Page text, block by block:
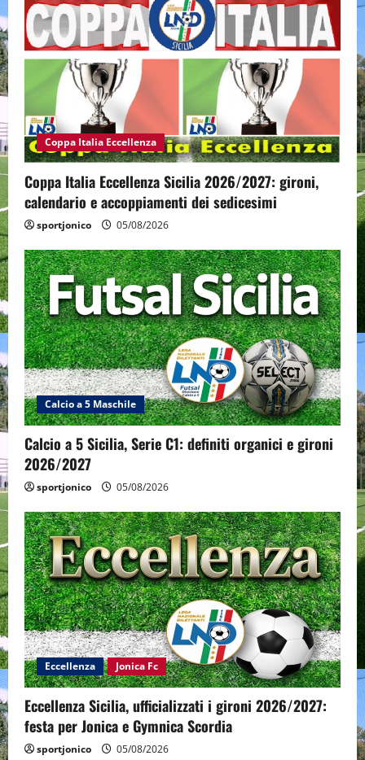
Coppa Italia Eccellenza
Coppa Italia Eccellenza Sicilia 2026/2027: gironi,
calendario e accoppiamenti dei sedicesimi
sportjonico 05/08/2026
Calcio a 5 Maschile
Calcio a 5 Sicilia, Serie C1: definiti organici e gironi
2026/2027
sportjonico 05/08/2026
Eccellenza Jonica Fc
Eccellenza Sicilia, ufficializzati i gironi 2026/2027:
festa per Jonica e Gymnica Scordia
sportjonico 05/08/2026